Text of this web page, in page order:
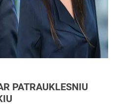
PATRAUKLESNIU